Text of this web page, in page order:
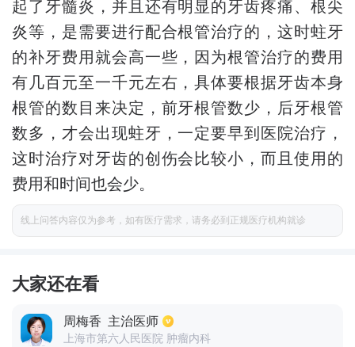
起了牙髓炎，并且还有明显的牙齿疼痛、根尖
炎等，是需要进行配合根管治疗的，这时蛀牙
的补牙费用就会高一些，因为根管治疗的费用
有几百元至一千元左右，具体要根据牙齿本身
根管的数目来决定，前牙根管数少，后牙根管
数多，才会出现蛀牙，一定要早到医院治疗，
这时治疗对牙齿的创伤会比较小，而且使用的
费用和时间也会少。
线上问答内容仅为参考，如有医疗需求，请务必到正规医疗机构就诊
大家还在看
周梅香 主治医师
上海市第六人民医院 肿瘤内科